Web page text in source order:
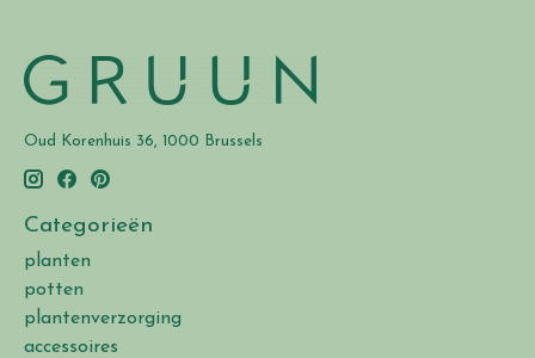
Oud Korenhuis 36, 1000 Brussels
Categorieën
planten
potten
plantenverzorging
accessoires